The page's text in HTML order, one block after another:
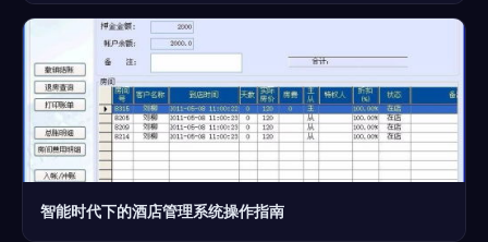
智能时代下的酒店管理系统操作指南